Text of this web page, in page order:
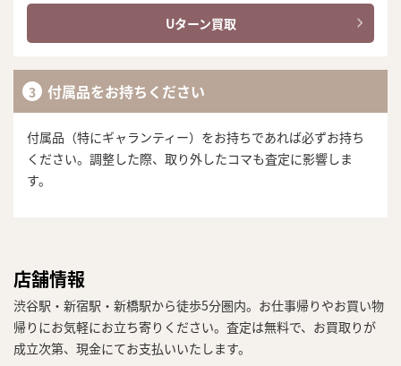
Uターン買取
付属品をお持ちください
付属品（特にギャランティー）をお持ちであれば必ずお持ち
ください。調整した際、取り外したコマも査定に影響しま
す。
店舗情報
渋谷駅・新宿駅・新橋駅から徒歩5分圏内。お仕事帰りやお買い物
帰りにお気軽にお立ち寄りください。査定は無料で、お買取りが
成立次第、現金にてお支払いいたします。